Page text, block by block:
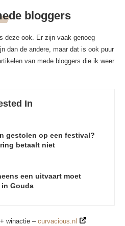
bloggers
deze ook. Er zijn vaak genoeg
dan de andere, maar dat is ook puur
van mede bloggers die ik weer
In
gestolen op een festival?
betaalt niet
een uitvaart moet
in Gouda
winactie – curvacious.nl